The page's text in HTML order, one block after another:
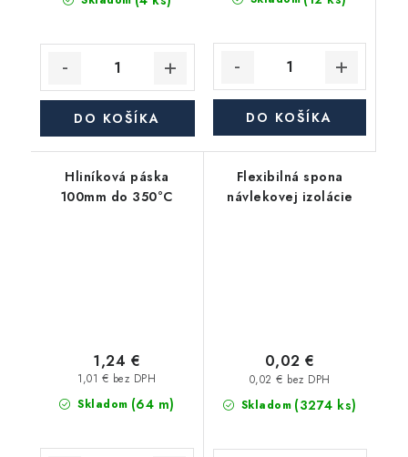
DO KOŠÍKA DO KOŠÍKA
Hliníková páska
100mm do 350°C
Skladom (64 m)
1,01 € bez DPH
1,24 €
Flexibilná spona
návlekovej izolácie
Skladom (3274 ks)
0,02 € bez DPH
0,02 €